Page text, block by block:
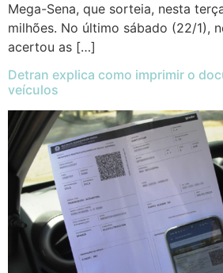
Mega-Sena, que sorteia, nesta
milhões. No último sábado (22/1),
acertou as […]
Detran explica como imprimir o
veículos